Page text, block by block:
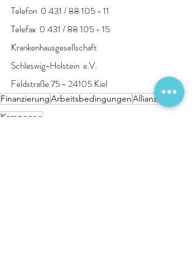
Telefon  0 431 / 88 105 - 11
Telefax  0 431 / 88 105 - 15
Krankenhausgesellschaft
Schleswig-Holstein  e.V.
Feldstraße 75 - 24105 Kiel
FinanzierungArbeitsbedingungenAllianz
Kampagne